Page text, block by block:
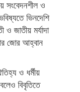
সংবেদনশীল ও
ভিনদেশি
জাতীয় মর্যাদা
জোর আহ্বান
ও ধর্মীয়
বিবৃতিতে